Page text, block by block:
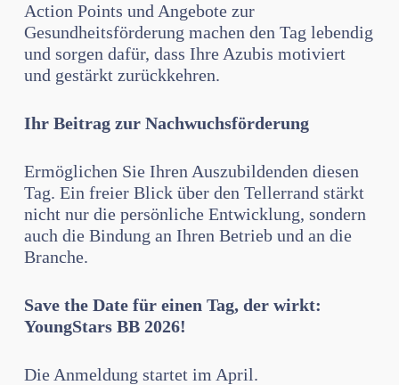
Action Points und Angebote zur
Gesundheitsförderung machen den Tag lebendig
und sorgen dafür, dass Ihre Azubis motiviert
und gestärkt zurückkehren.
Ihr Beitrag zur Nachwuchsförderung
Ermöglichen Sie Ihren Auszubildenden diesen
Tag. Ein freier Blick über den Tellerrand stärkt
nicht nur die persönliche Entwicklung, sondern
auch die Bindung an Ihren Betrieb und an die
Branche.
Save the Date für einen Tag, der wirkt:
YoungStars BB 2026!
Die Anmeldung startet im April.